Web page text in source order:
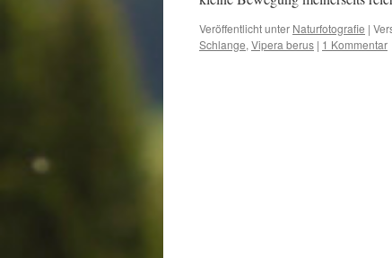
Veröffentlicht unter Naturfotografie |
Schlange, Vipera berus | 1 Kommentar